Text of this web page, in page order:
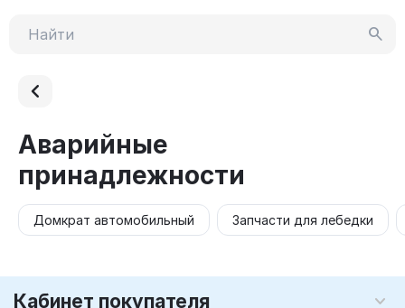
Аварийные
принадлежности
Домкрат автомобильный Запчасти для лебедки
Кабинет покупателя